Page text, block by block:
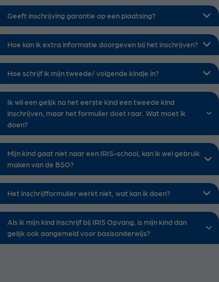
Complimenten, verbeterpunten en klachten
Scheiding & opvang
Overig
Geeft inschrijving garantie op een plaatsing?
Hoe kan ik extra informatie doorgeven bij het inschrijven?
Hoe schrijf ik mijn tweede/ volgende kindje in?
Ik wil een gelijk na het eerste kind een tweede kind
inschrijven, maar het formulier doet raar. Wat moet ik
doen?
Mijn kind gaat niet naar een IRIS-school, kan ik wel gebruik
maken van de BSO?
Het inschrijfformulier werkt niet, wat kan ik doen?
Als ik mijn kind inschrijf bij IRIS Opvang, is mijn kind dan
gelijk ook aangemeld voor basisonderwijs?